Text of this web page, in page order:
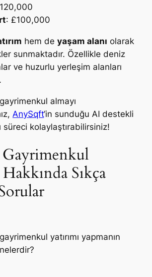
: £100,000
hem deyaşam alanı olarak
sunmaktadır. Özellikle deniz
ve huzurlu yerleşim alanları
gayrimenkul almayı
AnySqft‘in sunduğu AI destekli
kolaylaştırabilirsiniz!
Gayrimenkul
Hakkında Sıkça
gayrimenkul yatırımı yapmanın